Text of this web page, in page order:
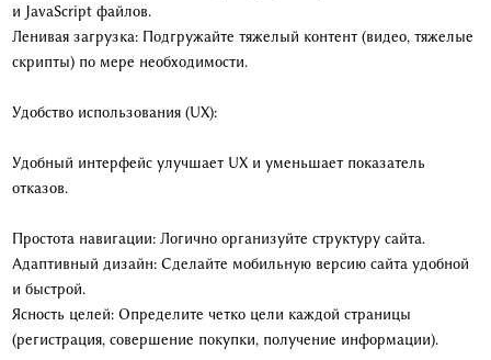
и JavaScript файлов.
Ленивая загрузка: Подгружайте тяжелый контент (видео, тяжелые
скрипты) по мере необходимости.
Удобство использования (UX):
Удобный интерфейс улучшает UX и уменьшает показатель
отказов.
Простота навигации: Логично организуйте структуру сайта.
Адаптивный дизайн: Сделайте мобильную версию сайта удобной
и быстрой.
Ясность целей: Определите четко цели каждой страницы
(регистрация, совершение покупки, получение информации).